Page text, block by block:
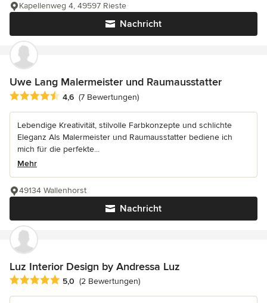
Nachricht
Kapellenweg 4, 49597 Rieste
Uwe Lang Malermeister und Raumausstatter
Durchschnittliche Bewertung: 4.6 von 5 Sternen
4,6 (7 Bewertungen)
Lebendige Kreativität, stilvolle Farbkonzepte und schlichte
Eleganz Als Malermeister und Raumausstatter bediene ich
mich für die perfekte...
Mehr
Nachricht
49134 Wallenhorst
Luz Interior Design by Andressa Luz
Durchschnittliche Bewertung: 5 von 5 Sternen
5,0 (2 Bewertungen)